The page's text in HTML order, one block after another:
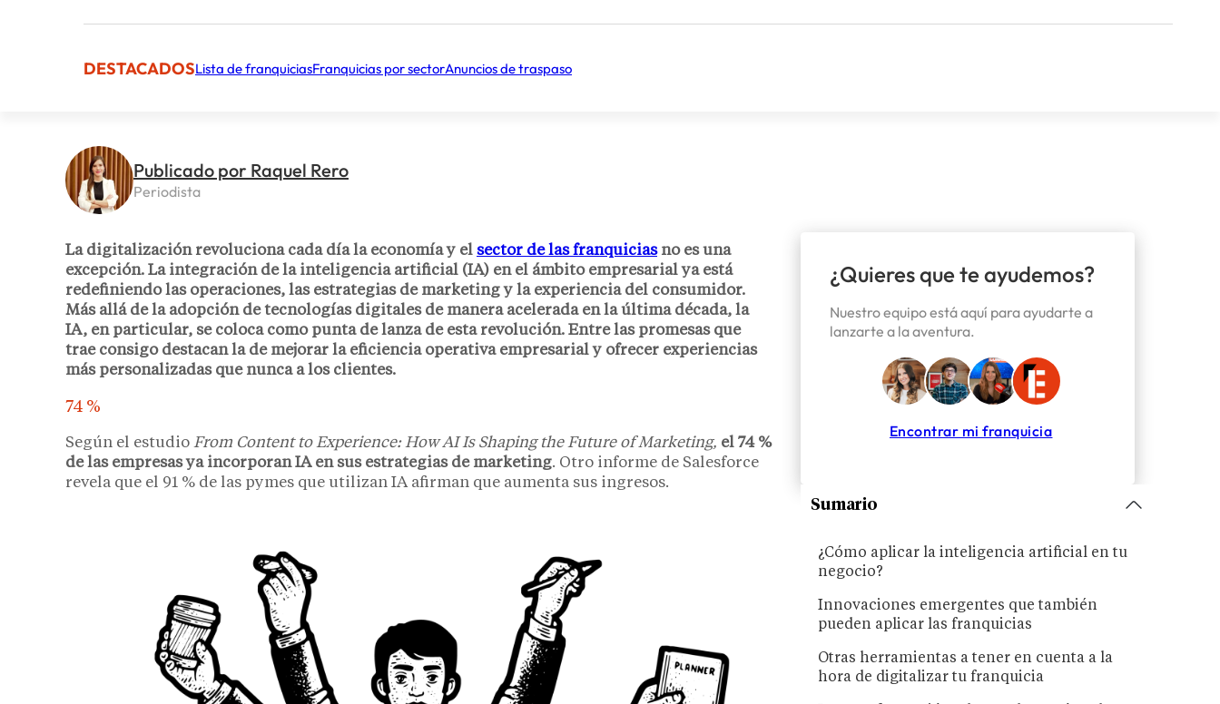
DESTACADOSLista de franquiciasFranquicias por sectorAnuncios de traspaso
Publicado por Raquel Rero
Periodista
La digitalización revoluciona cada día la economía y el sector de las franquiciasno es una
excepción. La integración de la inteligencia artificial (IA) en el ámbito empresarial ya está
redefiniendo las operaciones, las estrategias de marketing y la experiencia del consumidor.
Más allá de la adopción de tecnologías digitales de manera acelerada en la última década, la
IA, en particular, se coloca como punta de lanza de esta revolución. Entre las promesas que
trae consigo destacan la de mejorar la eficiencia operativa empresarial y ofrecer experiencias
más personalizadas que nunca a los clientes.
74 %
Según el estudio From Content to Experience: How AI Is Shaping the Future of Marketing, el 74 %
de las empresas ya incorporan IA en sus estrategias de marketing. Otro informe de Salesforce
revela que el 91 % de las pymes que utilizan IA afirman que aumenta sus ingresos.
¿Quieres que te ayudemos?
Nuestro equipo está aquí para ayudarte a
lanzarte a la aventura.
Encontrar mi franquicia
Sumario
¿Cómo aplicar la inteligencia artificial en tu
negocio?
Innovaciones emergentes que también
pueden aplicar las franquicias
Otras herramientas a tener en cuenta a la
hora de digitalizar tu franquicia